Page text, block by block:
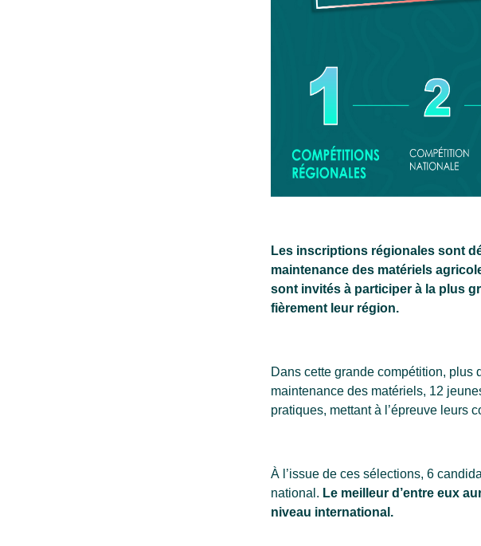
Les inscriptions régionales sont
maintenance des matériels
sont invités à participer à la plus
fièrement leur région.
Dans cette grande compétition, plus
maintenance des matériels, 12
pratiques, mettant à l’épreuve leurs
À l’issue de ces sélections, 6
national. Le meilleur d’entre eux
niveau international.